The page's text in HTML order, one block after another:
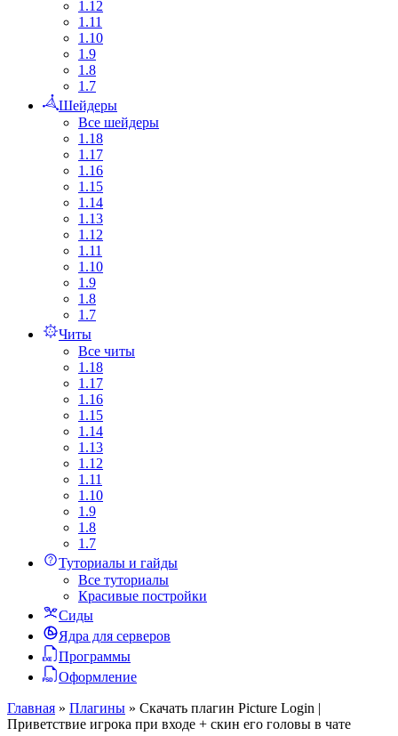
1.12
1.11
1.10
1.9
1.8
1.7
Шейдеры
Все шейдеры
1.18
1.17
1.16
1.15
1.14
1.13
1.12
1.11
1.10
1.9
1.8
1.7
Читы
Все читы
1.18
1.17
1.16
1.15
1.14
1.13
1.12
1.11
1.10
1.9
1.8
1.7
Туториалы и гайды
Все туториалы
Красивые постройки
Сиды
Ядра для серверов
Программы
Оформление
Главная » Плагины » Скачать плагин Picture Login |
Приветствие игрока при входе + скин его головы в чате